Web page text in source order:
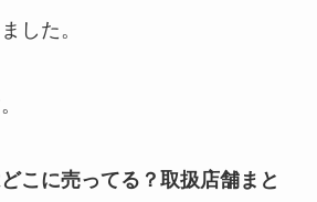
した。
こに売ってる？取扱店舗まと